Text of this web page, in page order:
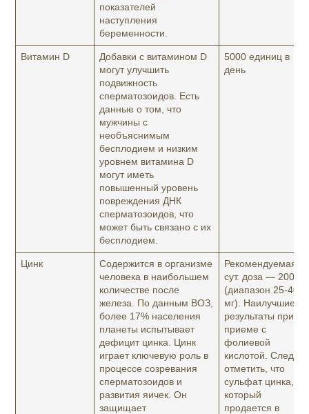
показателей
наступления
беременности.
Витамин D
Добавки с витамином D
могут улучшить
подвижность
сперматозоидов. Есть
данные о том, что
мужчины с
необъяснимым
бесплодием и низким
уровнем витамина D
могут иметь
повышенный уровень
повреждения ДНК
сперматозоидов, что
может быть связано с их
бесплодием.
5000 единиц в
день
Цинк
Содержится в организме
человека в наибольшем
количестве после
железа. По данным ВОЗ,
более 17% населения
планеты испытывает
дефицит цинка. Цинк
играет ключевую роль в
процессе созревания
сперматозоидов и
развития яичек. Он
защищает
Рекомендуемая
сут. доза — 200 мг
(диапазон 25-400
мг). Наилучшие
результаты при
приеме с
фолиевой
кислотой. Следует
отметить, что
сульфат цинка,
который
продается в